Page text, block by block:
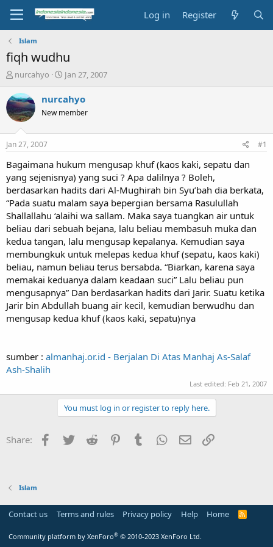
Log in Register
Islam
fiqh wudhu
T
r
e
a
t
a
t
e
r
nurcahyo
S
a
t
e
Jan 27, 2007
nurcahyo
New member
Jan 27, 2007 #1
Bagaimana hukum mengusap khuf (kaos kaki, sepatu dan
yang sejenisnya) yang suci ? Apa dalilnya ? Boleh,
berdasarkan hadits dari Al-Mughirah bin Syu’bah dia berkata,
“Pada suatu malam saya bepergian bersama Rasulullah
Shallallahu ‘alaihi wa sallam. Maka saya tuangkan air untuk
beliau dari sebuah bejana, lalu beliau membasuh muka dan
kedua tangan, lalu mengusap kepalanya. Kemudian saya
membungkuk untuk melepas kedua khuf (sepatu, kaos kaki)
beliau, namun beliau terus bersabda. “Biarkan, karena saya
memakai keduanya dalam keadaan suci” Lalu beliau pun
mengusapnya” Dan berdasarkan hadits dari Jarir. Suatu ketika
Jarir bin Abdullah buang air kecil, kemudian berwudhu dan
mengusap kedua khuf (kaos kaki, sepatu)nya
sumber : almanhaj.or.id - Berjalan Di Atas Manhaj As-Salaf
Ash-Shalih
Last edited: Feb 21, 2007
You must log in or register to reply here.
Share: Facebook
Twitter Reddit PinterestTumblr WhatsApp
Email
Islam
Contact us Terms and rules Privacy policy Help Home
R
Community platform by XenForo® © 2010-2023 XenForo Ltd.